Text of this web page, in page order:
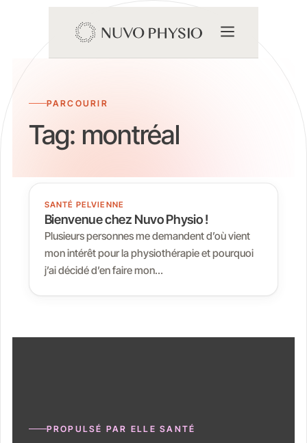
PARCOURIR
Tag: montréal
SANTÉ PELVIENNE
Bienvenue chez Nuvo Physio !
Plusieurs personnes me demandent d’où vient
mon intérêt pour la physiothérapie et pourquoi
j’ai décidé d’en faire mon…
PROPULSÉ PAR ELLE SANTÉ